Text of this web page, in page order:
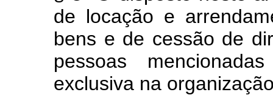
de locação e
bens e de cessão de
pessoas
exclusiva na